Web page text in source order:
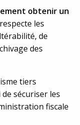
obtenir un
les
de
des
tiers
sécuriser les
fiscale